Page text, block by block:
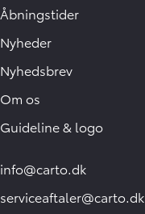
Åbningstider
Nyheder
Nyhedsbrev
Om os
Guideline & logo
info@carto.dk
serviceaftaler@carto.dk